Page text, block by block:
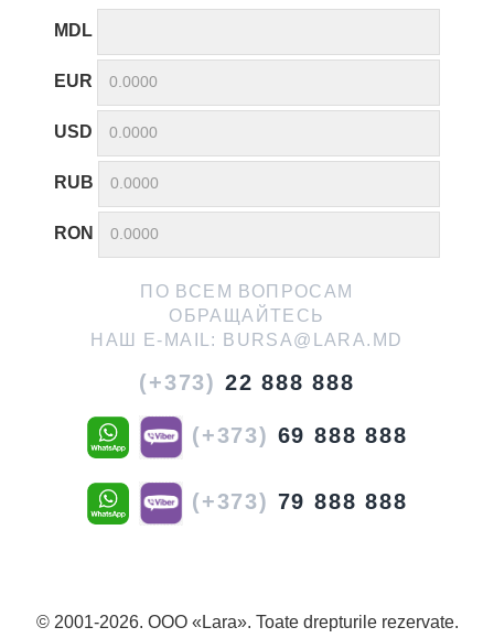
MDL
EUR
USD
RUB
RON
ПО ВСЕМ ВОПРОСАМ
ОБРАЩАЙТЕСЬ
НАШ E-MAIL:
BURSA@LARA.MD
(+373) 22 888 888
(+373) 69 888 888
(+373) 79 888 888
© 2001-2026. OOO «Lara». Toate drepturile rezervate.